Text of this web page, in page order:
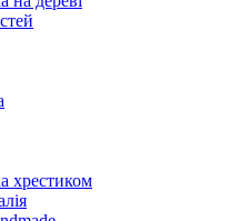
хрестиком